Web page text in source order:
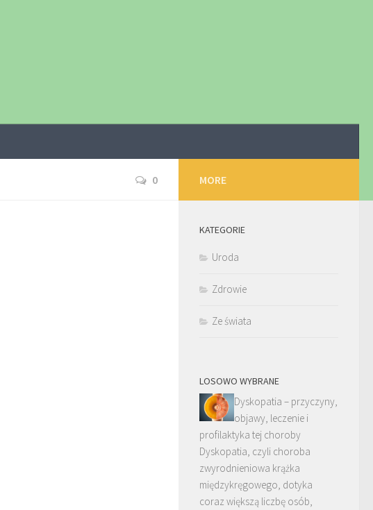
0 MORE
KATEGORIE
Uroda
Zdrowie
Ze świata
LOSOWO WYBRANE
Dyskopatia – przyczyny,
objawy, leczenie i
profilaktyka tej choroby
Dyskopatia, czyli choroba
zwyrodnieniowa krążka
międzykręgowego, dotyka
coraz większą liczbę osób,